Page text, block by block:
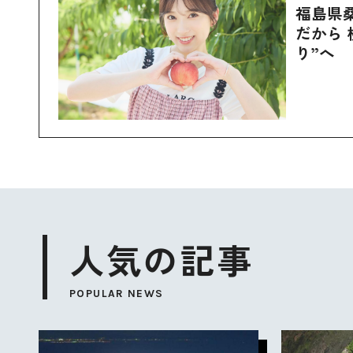
福島県
だから
り”へ
人気の記事
POPULAR NEWS